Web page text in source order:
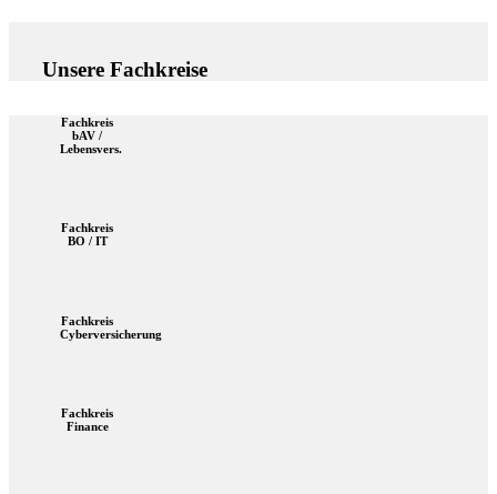
Unsere Fachkreise
Fachkreis
bAV /
Lebensvers.
Fachkreis
BO / IT
Fachkreis
Cyberversicherung
Fachkreis
Finance